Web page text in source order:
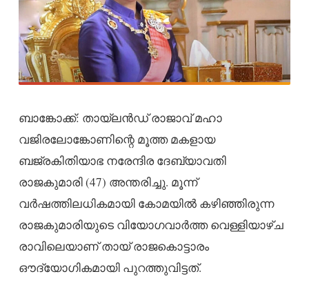
ബാങ്കോക്ക്: തായ്‌ലൻഡ് രാജാവ് മഹാ
വജിരലോങ്കോണിന്റെ മൂത്ത മകളായ
ബജ്രകിതിയാഭ നരേന്ദിര ദേബ്യാവതി
രാജകുമാരി (47) അന്തരിച്ചു. മൂന്ന്
വർഷത്തിലധികമായി കോമയിൽ കഴിഞ്ഞിരുന്ന
രാജകുമാരിയുടെ വിയോഗവാർത്ത വെള്ളിയാഴ്ച
രാവിലെയാണ് തായ് രാജകൊട്ടാരം
ഔദ്യോഗികമായി പുറത്തുവിട്ടത്.